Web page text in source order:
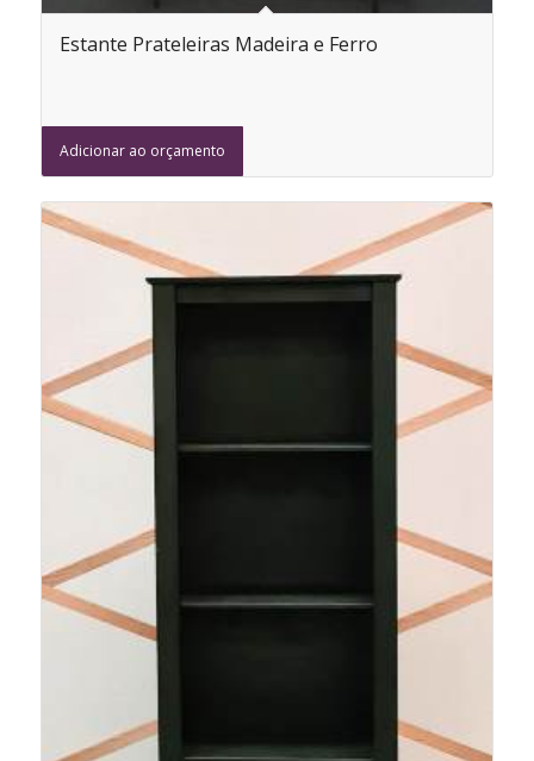
Estante Prateleiras Madeira e Ferro
Adicionar ao orçamento